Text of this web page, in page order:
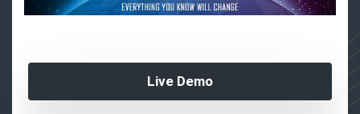
Live Demo